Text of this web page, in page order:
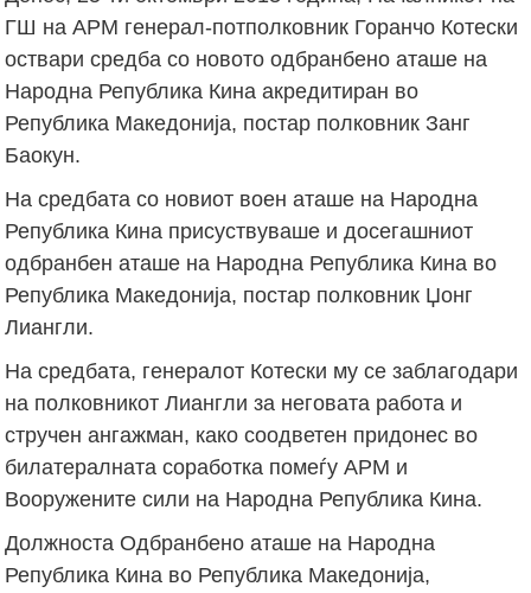
ГШ на АРМ генерал-потполковник Горанчо Котески
оствари средба со новото одбранбено аташе на
Народна Република Кина акредитиран во
Република Македонија, постар полковник Занг
Баокун.
На средбата со новиот воен аташе на Народна
Република Кина присуствуваше и досегашниот
одбранбен аташе на Народна Република Кина во
Република Македонија, постар полковник Џонг
Лиангли.
На средбата, генералот Котески му се заблагодари
на полковникот Лиангли за неговата работа и
стручен ангажман, како соодветен придонес во
билатералната соработка помеѓу АРМ и
Вооружените сили на Народна Република Кина.
Должноста Одбранбено аташе на Народна
Република Кина во Република Македонија,